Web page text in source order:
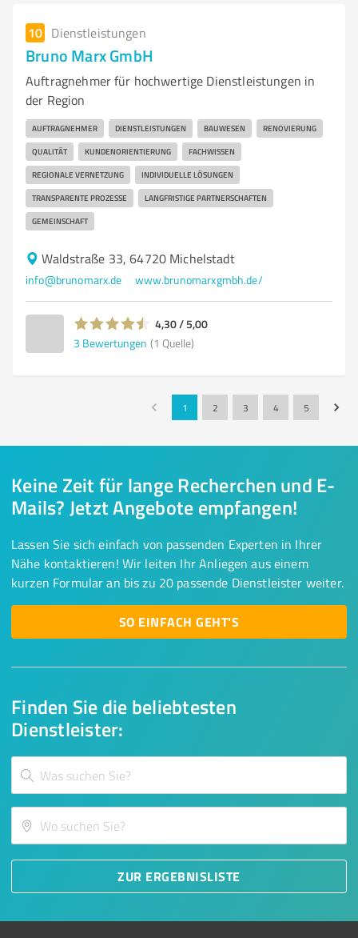
10 Dienstleistungen
Bruno Marx GmbH
Auftragnehmer für hochwertige Dienstleistungen in
der Region
AUFTRAGNEHMER DIENSTLEISTUNGEN BAUWESEN RENOVIERUNG
QUALITÄT KUNDENORIENTIERUNG FACHWISSEN
REGIONALE VERNETZUNG INDIVIDUELLE LÖSUNGEN
TRANSPARENTE PROZESSE LANGFRISTIGE PARTNERSCHAFTEN
GEMEINSCHAFT
Waldstraße 33, 64720 Michelstadt
info@brunomarx.de www.brunomarxgmbh.de/
4,30 / 5,00
3 Bewertungen (1 Quelle)
1 2 3 4 5
Finden Sie die beliebtesten
Dienstleister:
ZUR ERGEBNISLISTE
Keine Zeit für lange Recherchen und E-
Mails? Jetzt Angebote empfangen!
Lassen Sie sich einfach von passenden Experten in Ihrer
Nähe kontaktieren! Wir leiten Ihr Anliegen aus einem
kurzen Formular an bis zu 20 passende Dienstleister weiter.
SO EINFACH GEHT'S